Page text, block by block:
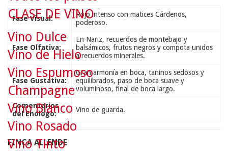
Fase Visual:
Rojo intenso con matices Cárdenos,
poderoso.
Fase Olfativa:
En Nariz, recuerdos de montebajo y
balsámicos, frutos negros y compota unidos
a recuerdos minerales.
Fase Gustativa:
Gran armonía en boca, taninos sedosos y
equilibrados, paso de boca suave y
voluminoso, final de boca largo.
Comentarios
del Enólogo:
Vino de guarda.
FINCA ALLENDE
CLASE DE VINO
Vino Dulce
Vino de Hielo
Vino Espumoso
Champagne
Vino Blanco
Vino Rosado
Vino Tinto